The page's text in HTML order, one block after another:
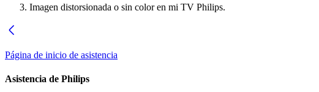
Imagen distorsionada o sin color en mi TV Philips.
Página de inicio de asistencia
Asistencia de Philips